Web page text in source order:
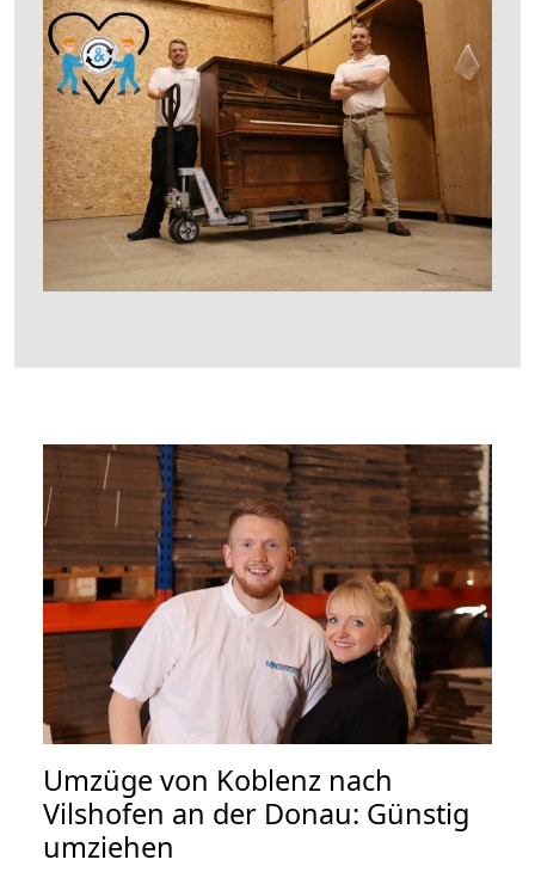
Umzüge von Koblenz nach
Vilshofen an der Donau: Günstig
umziehen